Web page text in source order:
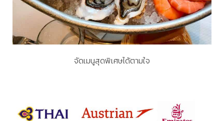
จัดเมนูสุดพิเศษได้ตามใจ